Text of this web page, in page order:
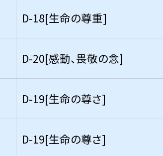
D-18[生命の尊重]
D-20[感動、畏敬の念]
D-19[生命の尊さ]
D-19[生命の尊さ]